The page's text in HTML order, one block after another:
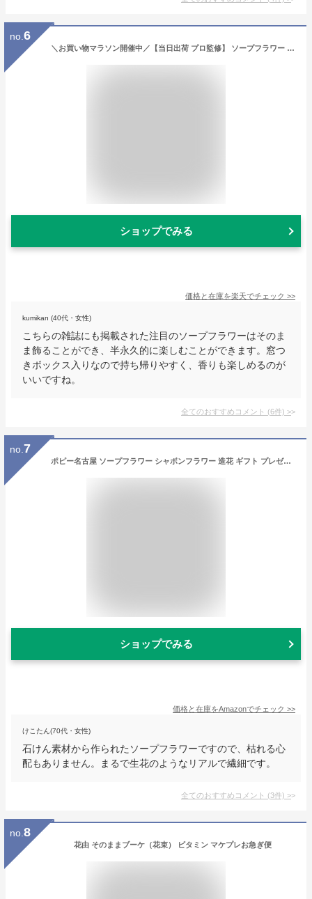
no. 6
＼お買い物マラソン開催中／【当日出荷 プロ監修】 ソープフラワー 花束 ギフト 退職 誕生日 プレゼント 花 発表会 記念日 母の日 敬老の日 フラワーソープ フラワーギフト お祝い 枯れない花 そのまま飾れる 箱 卒業式 成人式 花 結婚祝い フラワー ブーケ Puanela 米寿 古
ショップでみる
価格と在庫を楽天でチェック >>
kumikan (40代・女性)
こちらの雑誌にも掲載された注目のソープフラワーはそのま
ま飾ることができ、半永久的に楽しむことができます。窓つ
きボックス入りなので持ち帰りやすく、香りも楽しめるのが
いいですね。
全てのおすすめコメント (6件) >
no. 7
ポピー名古屋 ソープフラワー シャボンフラワー 造花 ギフト プレゼント 12輪ブーケ バラ 花束 約26cm クリアバッグ付き SBL-11 スモーキーピンク
ショップでみる
価格と在庫をAmazonでチェック >>
けこたん(70代・女性)
石けん素材から作られたソープフラワーですので、枯れる心
配もありません。まるで生花のようなリアルで繊細です。
全てのおすすめコメント (3件) >
no. 8
花由 そのままブーケ（花束） ビタミン マケプレお急ぎ便